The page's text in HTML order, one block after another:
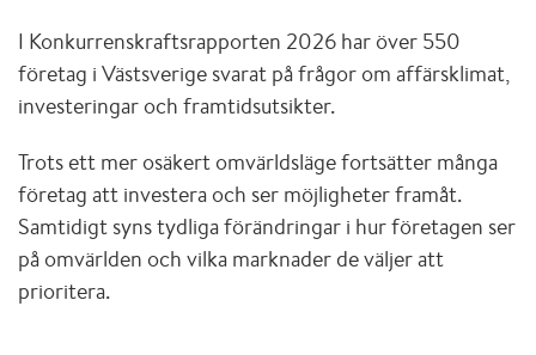
I Konkurrenskraftsrapporten 2026 har över 550
företag i Västsverige svarat på frågor om affärsklimat,
investeringar och framtidsutsikter.
Trots ett mer osäkert omvärldsläge fortsätter många
företag att investera och ser möjligheter framåt.
Samtidigt syns tydliga förändringar i hur företagen ser
på omvärlden och vilka marknader de väljer att
prioritera.